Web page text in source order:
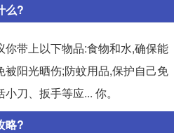
么?
你带上以下物品:食物和水,确保能
被阳光晒伤;防蚊用品,保护自己免
刀、扳手等应... 你。
略?